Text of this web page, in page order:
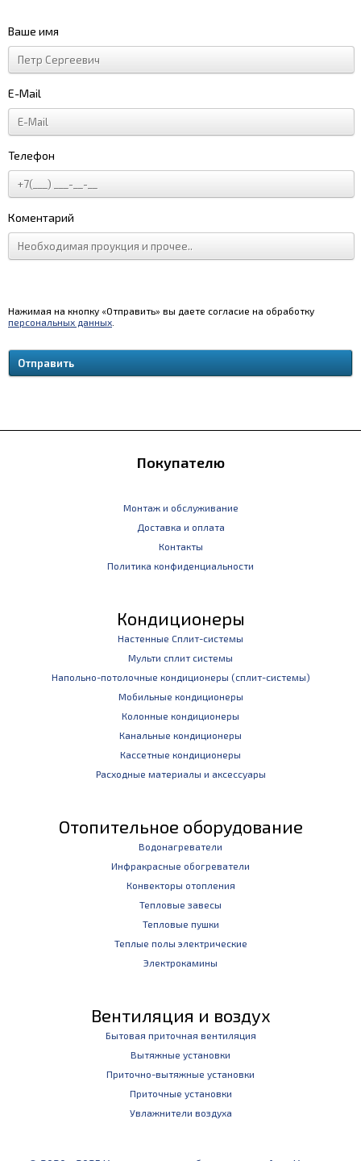
Ваше имя
E-Mail
Телефон
Коментарий
Нажимая на кнопку «Отправить» вы даете согласие на обработку
персональных данных
Покупателю
Монтаж и обслуживание
Доставка и оплата
Контакты
Политика конфиденциальности
Кондиционеры
Настенные Сплит-системы
Мульти сплит системы
Напольно-потолочные кондиционеры (сплит-системы)
Мобильные кондиционеры
Колонные кондиционеры
Канальные кондиционеры
Кассетные кондиционеры
Расходные материалы и аксессуары
Отопительное оборудование
Водонагреватели
Инфракрасные обогреватели
Конвекторы отопления
Тепловые завесы
Тепловые пушки
Теплые полы электрические
Электрокамины
Вентиляция и воздух
Бытовая приточная вентиляция
Вытяжные установки
Приточно-вытяжные установки
Приточные установки
Увлажнители воздуха